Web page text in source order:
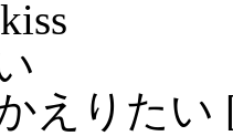
えりたい